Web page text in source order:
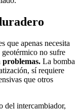
que apenas necesita
no sufre
problemas. La bomba
sí requiere
que otros
del intercambiador,